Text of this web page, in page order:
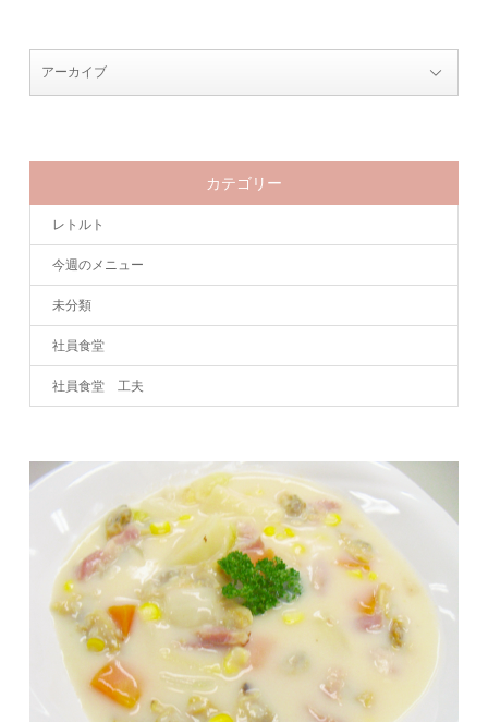
カテゴリー
レトルト
今週のメニュー
未分類
社員食堂
社員食堂 工夫